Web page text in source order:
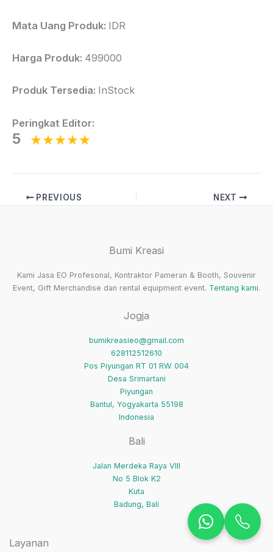
Mata Uang Produk: IDR
Harga Produk: 499000
Produk Tersedia: InStock
Peringkat Editor:
5
PREVIOUS NEXT
Bumi Kreasi
Kami Jasa EO Profesonal, Kontraktor Pameran & Booth, Souvenir
Event, Gift Merchandise dan rental equipment event. Tentang kami.
Jogja
bumikreasieo@gmail.com
628112512610
Pos Piyungan RT 01 RW 004
Desa Srimartani
Piyungan
Bantul, Yogyakarta 55198
Indonesia
Bali
Jalan Merdeka Raya VIII
No 5 Blok K2
Kuta
Badung, Bali
Layanan